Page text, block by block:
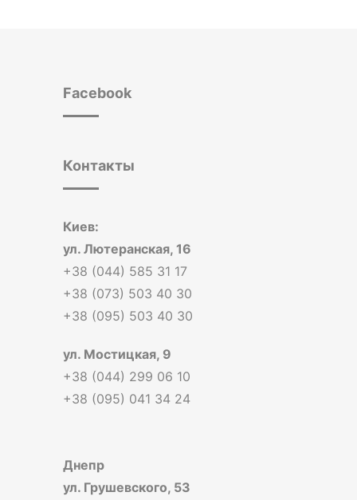
Facebook
Контакты
Киев:
ул. Лютеранская, 16
+38 (044) 585 31 17
+38 (073) 503 40 30
+38 (095) 503 40 30
ул. Мостицкая, 9
+38 (044) 299 06 10
+38 (095) 041 34 24
Днепр
ул. Грушевского, 53